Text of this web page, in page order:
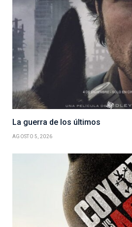
La guerra de los últimos
AGOSTO 5, 2026